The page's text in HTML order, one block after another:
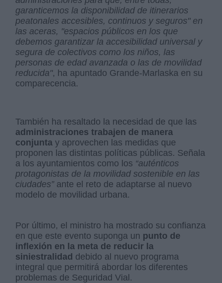
garanticemos la disponibilidad de itinerarios
peatonales accesibles, continuos y seguros" en
las aceras, "espacios públicos en los que
debemos garantizar la accesibilidad universal y
segura de colectivos como los niños, las
personas de edad avanzada o las de movilidad
reducida", ha apuntado Grande-Marlaska en su
comparecencia.
También ha resaltado la necesidad de que las
administraciones trabajen de manera
conjunta y aprovechen las medidas que
proponen las distintas políticas públicas. Señala
a los ayuntamientos como los “auténticos
protagonistas de la movilidad sostenible en las
ciudades”ante el reto de adaptarse al nuevo
modelo de movilidad urbana.
Por último, el ministro ha mostrado su confianza
en que este evento suponga un punto de
inflexión en la meta de reducir la
siniestralidad debido al nuevo programa
integral que permitirá abordar los diferentes
problemas de Seguridad Vial.